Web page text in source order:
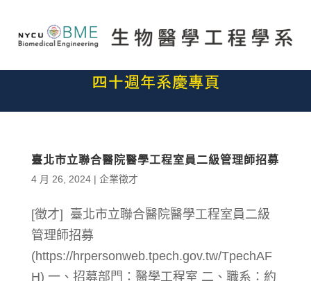
臺北市立聯合醫院醫學工程室員二級管理師招募
4 月 26, 2024| 企業徵才
[徵才] 臺北市立聯合醫院醫學工程室員二級
管理師招募
(https://hrpersonweb.tpech.gov.tw/TpechAF
H) 一、招募部門：醫學工程室 二、職系：約